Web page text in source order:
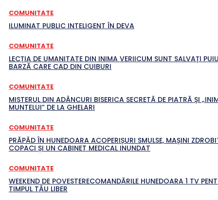
COMUNITATE
ILUMINAT PUBLIC INTELIGENT ÎN DEVA
COMUNITATE
LECȚIA DE UMANITATE DIN INIMA VERIICUM SUNT SALVAȚI
BARZĂ CARE CAD DIN CUIBURI
COMUNITATE
MISTERUL DIN ADÂNCURI BISERICA SECRETĂ DE PIATRĂ ȘI
MUNTELUI” DE LA GHELARI
COMUNITATE
PRĂPĂD ÎN HUNEDOARA ACOPERIȘURI SMULSE, MAȘINI
COPACI ȘI UN CABINET MEDICAL INUNDAT
COMUNITATE
WEEKEND DE POVESTERECOMANDĂRILE HUNEDOARA 1 TV
TIMPUL TĂU LIBER